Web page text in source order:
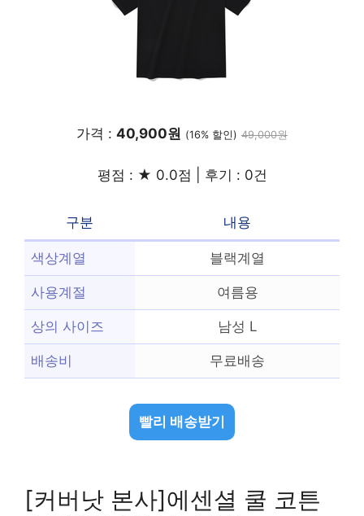
가격 : 40,900원 (16% 할인) 49,000원
평점 : ★ 0.0점 | 후기 : 0건
구분 내용
색상계열 블랙계열
사용계절 여름용
상의 사이즈 남성 L
배송비 무료배송
빨리 배송받기
[커버낫 본사]에센셜 쿨 코튼